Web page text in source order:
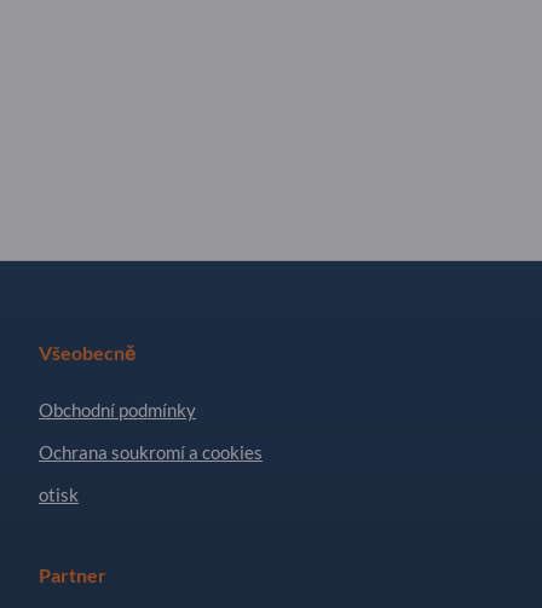
Všeobecně
Obchodní podmínky
Ochrana soukromí a cookies
otisk
Partner